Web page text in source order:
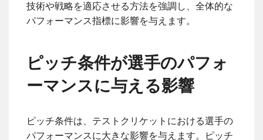
技術や戦略を適応させる方法を強調し、全体的な
パフォーマンス指標に影響を与えます。
ピッチ条件が選手のパフォ
ーマンスに与える影響
ピッチ条件は、テストクリケットにおける選手の
パフォーマンスに大きな影響を与えます。ピッチ